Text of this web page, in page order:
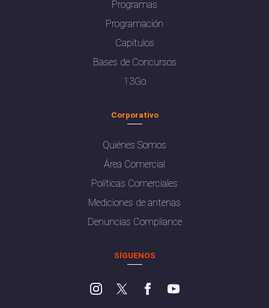
Programas
Programación
Capítulos
Bases de Concursos
13Go
Corporativo
Quiénes Somos
Área Comercial
Políticas Comerciales
Mediciones de antenas
Denuncias Compliance
SÍGUENOS